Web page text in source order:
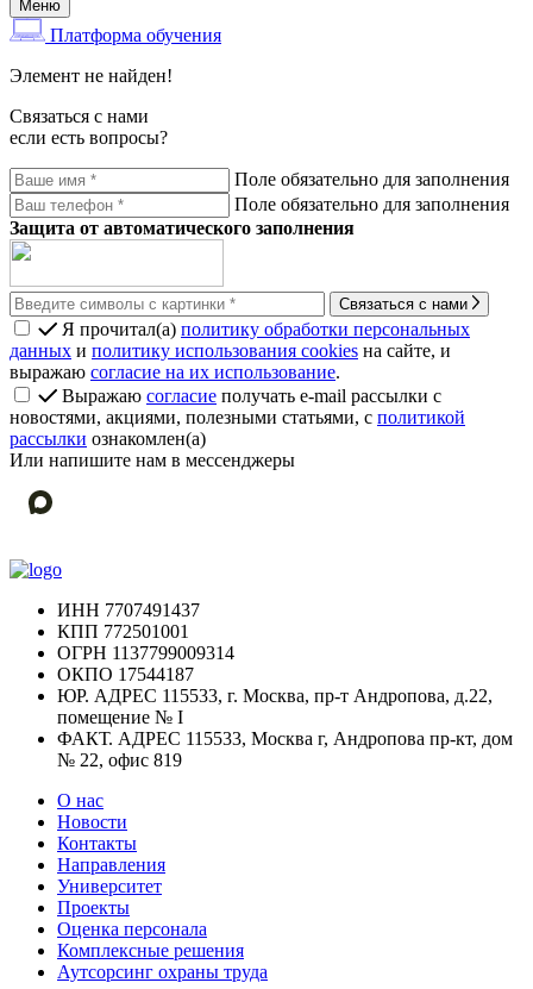
Меню
Платформа обучения
Элемент не найден!
Связаться с нами
если есть вопросы?
Поле обязательно для заполнения
Поле обязательно для заполнения
Защита от автоматического заполнения
Связаться с нами
Я прочитал(а) политику обработки персональных
данных и политику использования cookies на сайте, и
выражаю согласие на их использование.
Выражаю согласие получать e-mail рассылки с
новостями, акциями, полезными статьями, с политикой
рассылки ознакомлен(а)
Или напишите нам в мессенджеры
ИНН 7707491437
КПП 772501001
ОГРН 1137799009314
ОКПО 17544187
ЮР. АДРЕС 115533, г. Москва, пр-т Андропова, д.22,
помещение № I
ФАКТ. АДРЕС 115533, Москва г, Андропова пр-кт, дом
№ 22, офис 819
О нас
Новости
Контакты
Направления
Университет
Проекты
Оценка персонала
Комплексные решения
Аутсорсинг охраны труда